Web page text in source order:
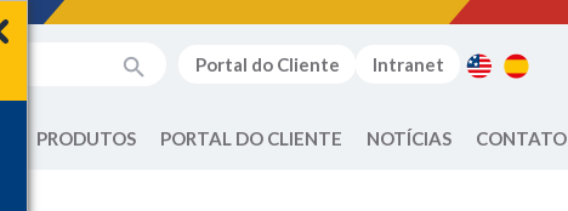
Portal do Cliente Intranet
PRODUTOS PORTAL DO CLIENTE NOTÍCIAS CONTATO